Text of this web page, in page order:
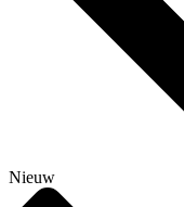
Nieuw